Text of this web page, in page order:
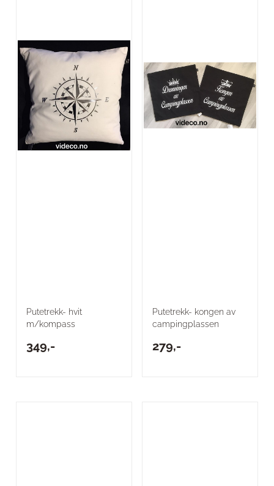
Putetrekk- hvit
m/kompass
349,-
Putetrekk- kongen av
campingplassen
279,-